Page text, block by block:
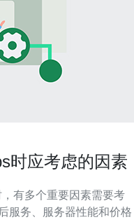
时应考虑的因素
有多个重要因素需要考
服务、服务器性能和价格